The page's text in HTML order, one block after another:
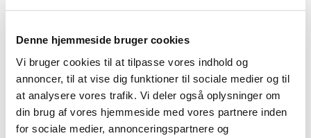
Denne hjemmeside bruger cookies
Vi bruger cookies til at tilpasse vores indhold og
annoncer, til at vise dig funktioner til sociale medier og til
at analysere vores trafik. Vi deler også oplysninger om
din brug af vores hjemmeside med vores partnere inden
for sociale medier, annonceringspartnere og
2026 (25)
december (2)
november (1)
oktober (4)
september (2)
august (1)